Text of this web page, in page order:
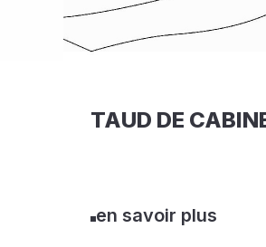
TAUD DE
en savoir plus